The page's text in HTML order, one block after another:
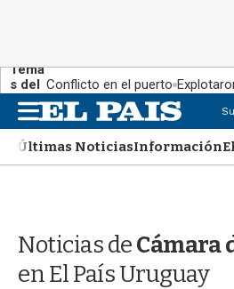
Tema
s del
día:
Conflicto en el puerto
M
e
n
u
Últimas NoticiasInformación
Noticias deCámara
en El País Uruguay